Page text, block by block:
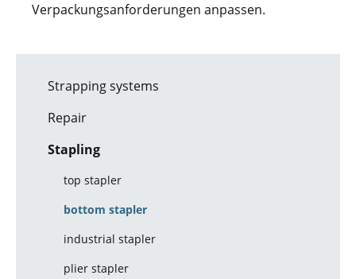
Verpackungsanforderungen anpassen.
Strapping systems
Repair
Stapling
top stapler
bottom stapler
industrial stapler
plier stapler